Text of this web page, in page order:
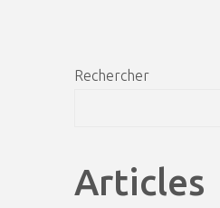
Rechercher
Articles